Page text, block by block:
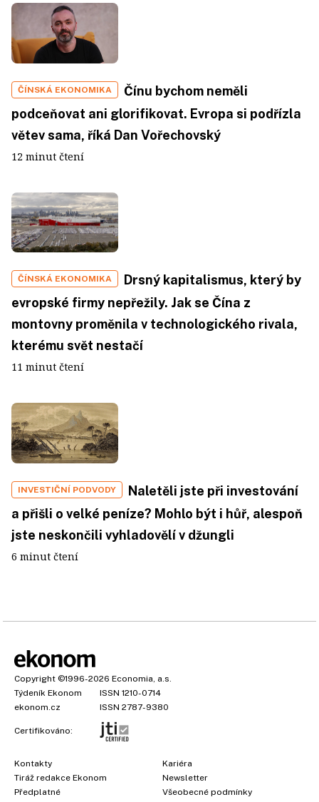
ČÍNSKÁ EKONOMIKA
Čínu bychom neměli
podceňovat ani glorifikovat. Evropa si podřízla
větev sama, říká Dan Vořechovský
12 minut čtení
ČÍNSKÁ EKONOMIKA
Drsný kapitalismus, který by
evropské firmy nepřežily. Jak se Čína z
montovny proměnila v technologického rivala,
kterému svět nestačí
11 minut čtení
INVESTIČNÍ PODVODY
Naletěli jste při investování
a přišli o velké peníze? Mohlo být i hůř, alespoň
jste neskončili vyhladovělí v džungli
6 minut čtení
Copyright ©1996-2026 Economia, a.s.
Týdeník Ekonom
ISSN 1210-0714
ekonom.cz
ISSN 2787-9380
Certifikováno:
Kontakty
Tiráž redakce Ekonom
Předplatné
Kariéra
Newsletter
Všeobecné podmínky